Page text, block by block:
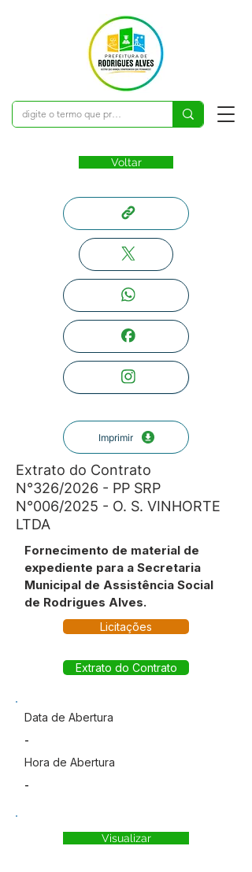
Voltar
Imprimir
Extrato do Contrato
N°326/2026 - PP SRP
N°006/2025 - O. S. VINHORTE
LTDA
Fornecimento de material de
expediente para a Secretaria
Municipal de Assistência Social
de Rodrigues Alves.
Licitações
Extrato do Contrato
Data de Abertura
-
Hora de Abertura
-
Visualizar